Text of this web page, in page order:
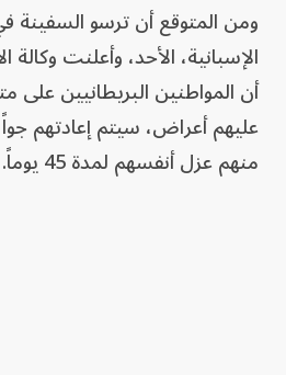
ومن المتوقع أن ترسو السفينة
الإسبانية، الأحد، وأعلنت
أن المواطنين البريطانيين على
عليهم أعراض، سيتم إعادتهم
منهم عزل أنفسهم لمدة 45 يوماً.